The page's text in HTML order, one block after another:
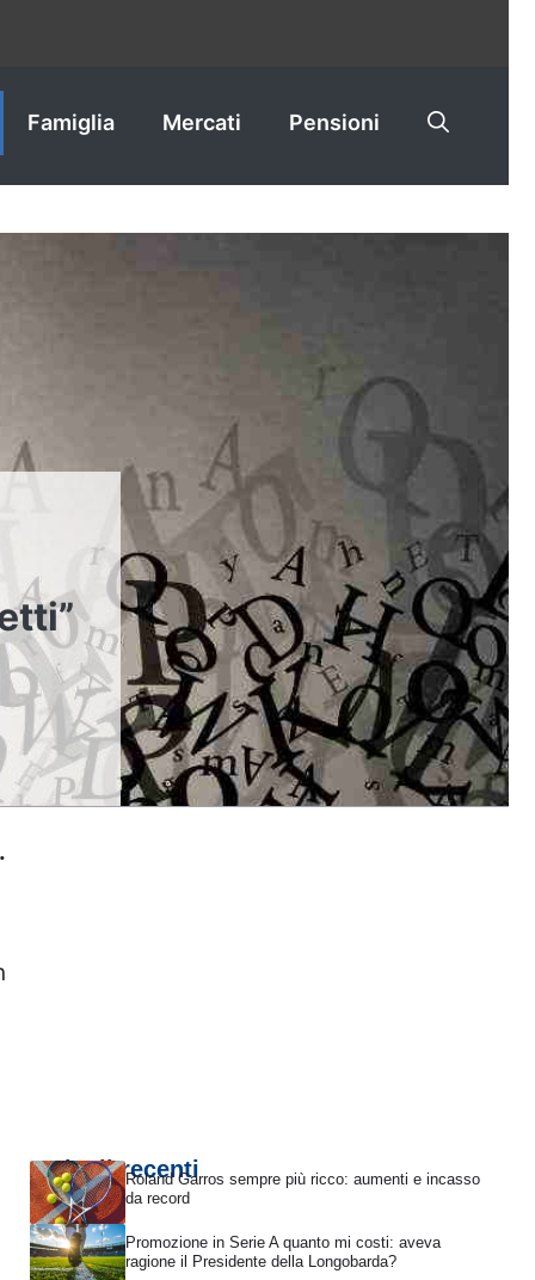
Famiglia Mercati Pensioni
Articoli recentiRoland Garros sempre più ricco: aumenti e incasso
da record
Promozione in Serie A quanto mi costi: aveva
ragione il Presidente della Longobarda?